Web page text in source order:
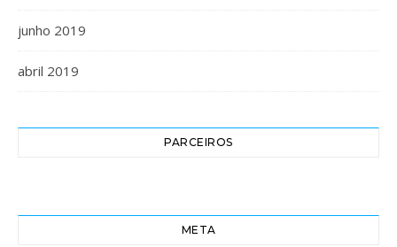
junho 2019
abril 2019
PARCEIROS
META